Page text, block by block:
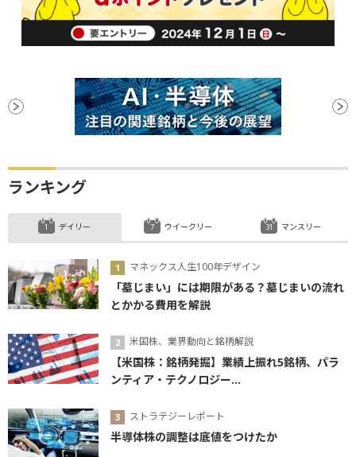
ランキング
デイリー
マネックス人生100年デザイン
「墓じまい」には期限がある？墓じまいの流れ
とかかる費用を解説
米国株、業界動向と銘柄解説
【米国株：銘柄発掘】業績上振れ5銘柄、パラ
ンティア・テクノロジー...
ストラテジーレポート
半導体株の調整は底値をつけたか
ウイークリー マンスリー